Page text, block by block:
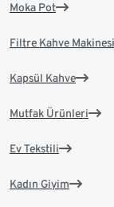
Moka Pot
Filtre Kahve Makinesi
Kapsül Kahve
Mutfak Ürünleri
Ev Tekstili
Kadın Giyim